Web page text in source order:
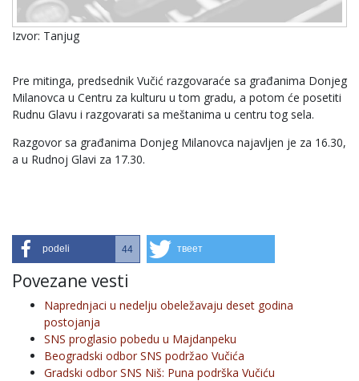
Izvor: Tanjug
Pre mitinga, predsednik Vučić razgovaraće sa građanima Donjeg
Milanovca u Centru za kulturu u tom gradu, a potom će posetiti
Rudnu Glavu i razgovarati sa meštanima u centru tog sela.
Razgovor sa građanima Donjeg Milanovca najavljen je za 16.30,
a u Rudnoj Glavi za 17.30.
podeli 44 твеет
Povezane vesti
Naprednjaci u nedelju obeležavaju deset godina
postojanja
SNS proglasio pobedu u Majdanpeku
Beogradski odbor SNS podržao Vučića
Gradski odbor SNS Niš: Puna podrška Vučiću